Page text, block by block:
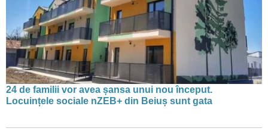
24 de familii vor avea șansa unui nou început.
Locuințele sociale nZEB+ din Beiuș sunt gata